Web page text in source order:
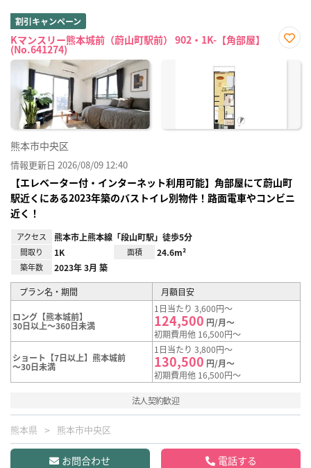
割引キャンペーン
Kマンスリー熊本城前（蔚山町駅前） 902・1K-【角部屋】
(No.641274)
に入
熊本市中央区
情報更新日 2026/08/09 12:40
【エレベーター付・インターネット利用可能】角部屋にて蔚山町
駅近くにある2023年築のバストイレ別物件！路面電車やコンビニ
近く！
アクセス 熊本市上熊本線「段山町駅」徒歩5分
間取り 1K 面積 24.6m²
築年数 2023年 3月 築
プラン名・期間 月額目安
ロング【熊本城前】
30日以上～360日未満
1日当たり 3,600円～
124,500 円/月～
初期費用他 16,500円～
ショート【7日以上】熊本城前
～30日未満
1日当たり 3,800円～
130,500 円/月～
初期費用他 16,500円～
法人契約歓迎
熊本県 熊本市中央区
お問合わせ 電話する